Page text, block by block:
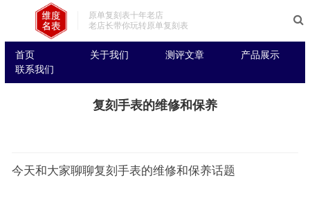
原单复刻表十年老店
老店长带你玩转原单复刻表
首页 关于我们 测评文章
产品展示
联系我们
复刻手表的维修和保养
今天和大家聊聊复刻手表的维修和保养话题